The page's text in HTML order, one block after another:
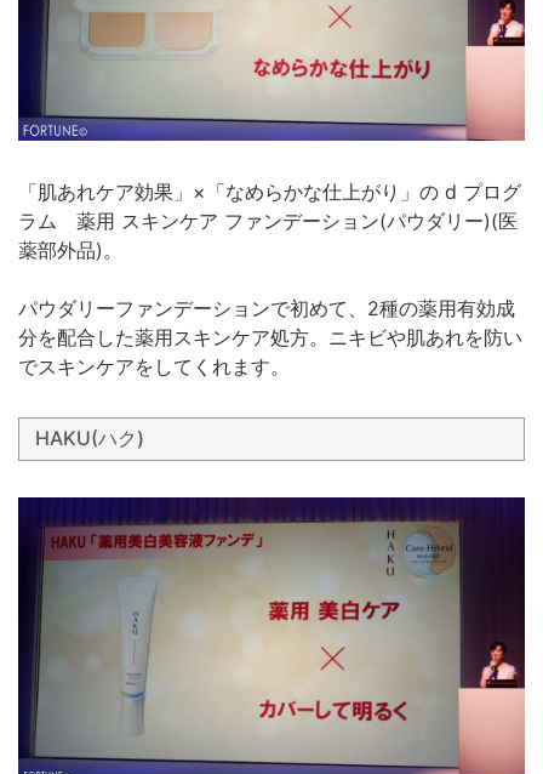
「肌あれケア効果」×「なめらかな仕上がり」の d プログ
ラム 薬用 スキンケア ファンデーション(パウダリー)(医
薬部外品)。
パウダリーファンデーションで初めて、2種の薬用有効成
分を配合した薬用スキンケア処方。ニキビや肌あれを防い
でスキンケアをしてくれます。
HAKU(ハク)